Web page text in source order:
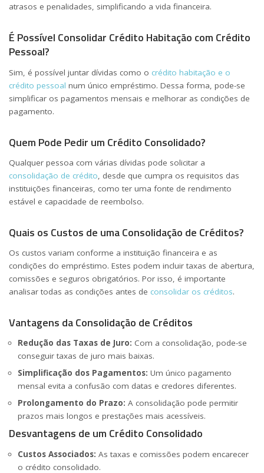
atrasos e penalidades, simplificando a vida financeira.
É Possível Consolidar Crédito Habitação com Crédito
Pessoal?
Sim, é possível juntar dívidas como o crédito habitação e o
crédito pessoal num único empréstimo. Dessa forma, pode-se
simplificar os pagamentos mensais e melhorar as condições de
pagamento.
Quem Pode Pedir um Crédito Consolidado?
Qualquer pessoa com várias dívidas pode solicitar a
consolidação de crédito, desde que cumpra os requisitos das
instituições financeiras, como ter uma fonte de rendimento
estável e capacidade de reembolso.
Quais os Custos de uma Consolidação de Créditos?
Os custos variam conforme a instituição financeira e as
condições do empréstimo. Estes podem incluir taxas de abertura,
comissões e seguros obrigatórios. Por isso, é importante
analisar todas as condições antes de consolidar os créditos.
Vantagens da Consolidação de Créditos
Redução das Taxas de Juro: Com a consolidação, pode-se
conseguir taxas de juro mais baixas.
Simplificação dos Pagamentos: Um único pagamento
mensal evita a confusão com datas e credores diferentes.
Prolongamento do Prazo: A consolidação pode permitir
prazos mais longos e prestações mais acessíveis.
Desvantagens de um Crédito Consolidado
Custos Associados: As taxas e comissões podem encarecer
o crédito consolidado.